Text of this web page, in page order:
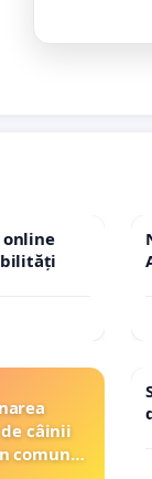
câinii
comuna